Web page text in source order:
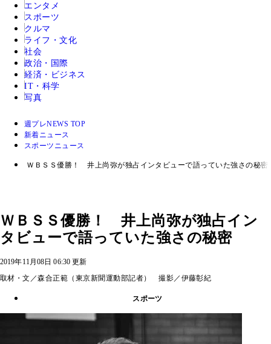
エンタメ
スポーツ
クルマ
ライフ・文化
社会
政治・国際
経済・ビジネス
IT・科学
写真
週プレNEWS TOP
新着ニュース
スポーツニュース
ＷＢＳＳ優勝！ 井上尚弥が独占インタビューで語っていた強さの秘密
ＷＢＳＳ優勝！ 井上尚弥が独占イン
タビューで語っていた強さの秘密
2019年11月08日 06:30 更新
取材・文／森合正範（東京新聞運動部記者） 撮影／伊藤彰紀
スポーツ